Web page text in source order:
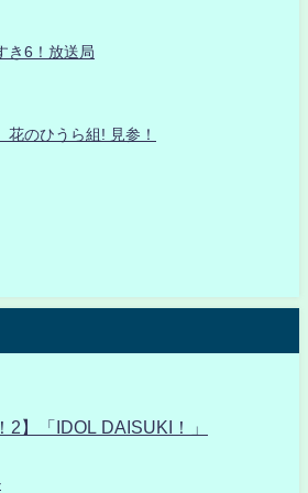
き6！放送局
のひうら組! 見参！
2】「IDOL DAISUKI！」